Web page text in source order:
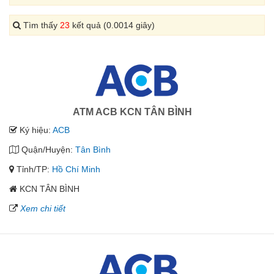
Tìm thấy 23 kết quả (0.0014 giây)
ATM ACB KCN TÂN BÌNH
Ký hiệu: ACB
Quận/Huyện: Tân Bình
Tỉnh/TP: Hồ Chí Minh
KCN TÂN BÌNH
Xem chi tiết